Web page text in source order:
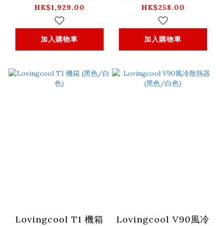
(黑色/白色)
HK$1,929.00
加入購物車
色)
HK$258.00
加入購物車
Lovingcool T1 機箱
Lovingcool V90風冷